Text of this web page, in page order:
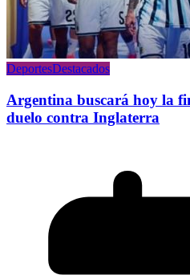
DeportesDestacados
Argentina buscará hoy la
duelo contra Inglaterra